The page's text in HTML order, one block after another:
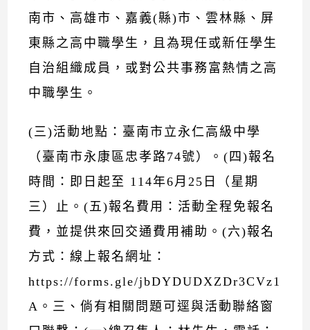
南市、高雄市、嘉義(縣)市、雲林縣、屏
東縣之高中職學生，且為現任或新任學生
自治組織成員，或對公共事務富熱情之高
中職學生。
(三)活動地點：臺南市立永仁高級中學
（臺南市永康區忠孝路74號）。(四)報名
時間：即日起至 114年6月25日（星期
三）止。(五)報名費用：活動全程免報名
費，並提供來回交通費用補助。(六)報名
方式：線上報名網址：
https://forms.gle/jbDYDUDXZDr3CVz1
A。三、倘有相關問題可逕與活動聯絡窗